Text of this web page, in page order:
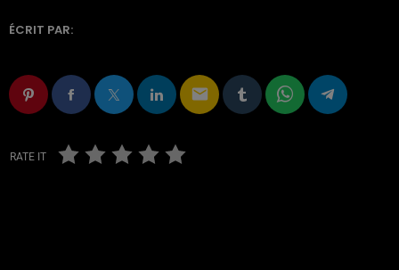
ÉCRIT PAR:
email
RATE IT